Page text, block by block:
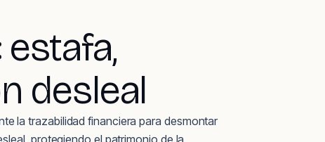
desleal
la trazabilidad financiera para desmontar
protegiendo el patrimonio de la